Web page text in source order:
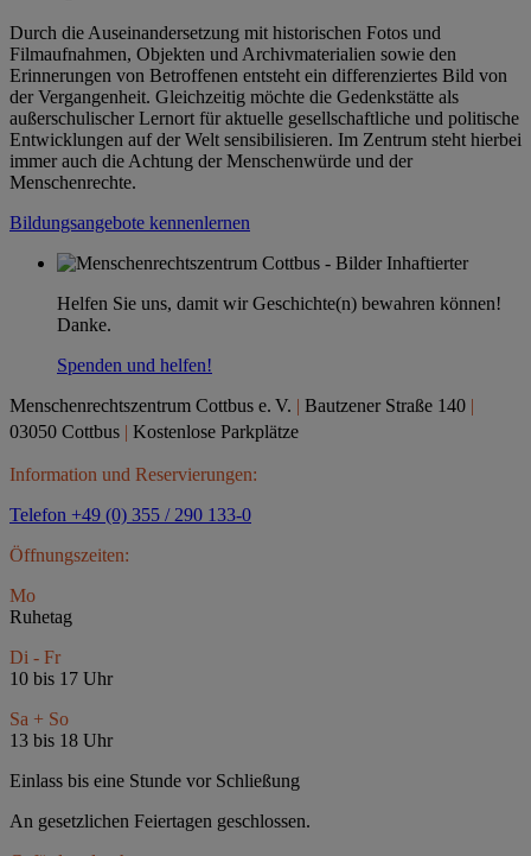
Durch die Auseinandersetzung mit historischen Fotos und
Filmaufnahmen, Objekten und Archivmaterialien sowie den
Erinnerungen von Betroffenen entsteht ein differenziertes Bild von
der Vergangenheit. Gleichzeitig möchte die Gedenkstätte als
außerschulischer Lernort für aktuelle gesellschaftliche und politische
Entwicklungen auf der Welt sensibilisieren. Im Zentrum steht hierbei
immer auch die Achtung der Menschenwürde und der
Menschenrechte.
Bildungsangebote kennenlernen
Helfen Sie uns, damit wir Geschichte(n) bewahren können!
Danke.
Spenden und helfen!
Menschenrechtszentrum Cottbus e. V. | Bautzener Straße 140 |
03050 Cottbus | Kostenlose Parkplätze
Information und Reservierungen:
Telefon +49 (0) 355 / 290 133-0
Öffnungszeiten:
Mo
Ruhetag
Di - Fr
10 bis 17 Uhr
Sa + So
13 bis 18 Uhr
Einlass bis eine Stunde vor Schließung
An gesetzlichen Feiertagen geschlossen.